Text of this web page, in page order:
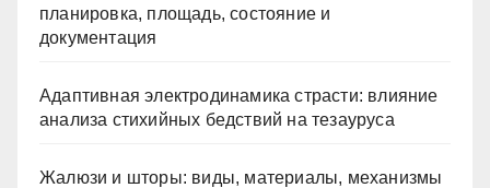
планировка, площадь, состояние и
документация
Адаптивная электродинамика страсти: влияние
анализа стихийных бедствий на тезауруса
Жалюзи и шторы: виды, материалы, механизмы